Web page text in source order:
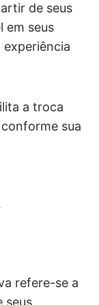
de seus
em seus
experiência
a troca
sua
refere-se a
seus